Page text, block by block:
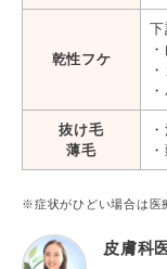
乾性フケ
下
抜け毛
薄毛
※症状がひどい場合は医
皮膚科